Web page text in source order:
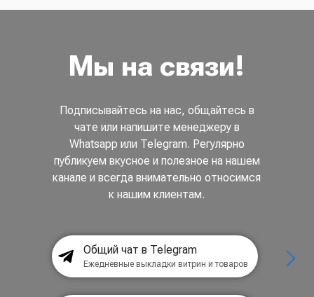
Мы на связи!
Подписывайтесь на нас, общайтесь в
чате или напишите менеджеру в
Whatsapp или Telegram. Регулярно
публикуем вкусное и полезное на нашем
канале и всегда внимательно относимся
к нашим клиентам.
Общий чат в Telegram
Ежедневные выкладки витрин и товаров